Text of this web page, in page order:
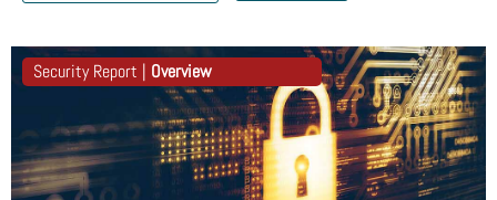
Security Report | Overview